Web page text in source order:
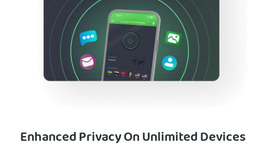
Enhanced Privacy On Unlimited Devices